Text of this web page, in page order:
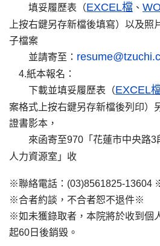
填妥履歷表（EXCEL檔 、
上按右鍵另存新檔後填寫）以及
子檔案
並請寄至：
4.紙本報名：
下載並填妥履歷表（EXCEL
案格式上按右鍵另存新檔後列印）
證書影本，
來函寄至970「花蓮市中央路3
人力資源室」收
※聯絡電話：(03)8561825-13604
※合者約談，不合者恕不退件※
※如未獲錄取者，本院將於收到個
起60日後銷毀。